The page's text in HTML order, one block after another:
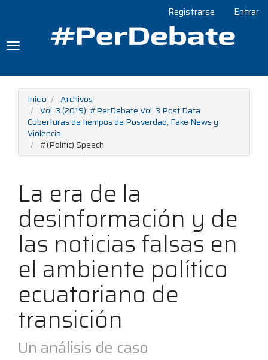
Contenido
principal
Registrarse Entrar
Toggle
Inicio
Archivos
Vol. 3 (2019): #PerDebate Vol. 3 Post Data
Coberturas de tiempos de Posverdad, Fake News y
Violencia
#(Politic) Speech
La era de la
desinformación y de
las noticias falsas en
el ambiente político
ecuatoriano de
transición
Un análisis de caso